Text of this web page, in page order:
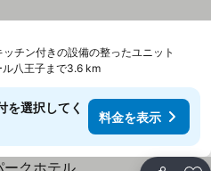
ッチン付きの設備の整ったユニット
ル八王子まで3.6 km
を選択してく
料金を表示